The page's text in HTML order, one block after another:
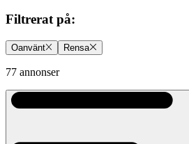
Filtrerat på:
Oanvänt Rensa
77 annonser